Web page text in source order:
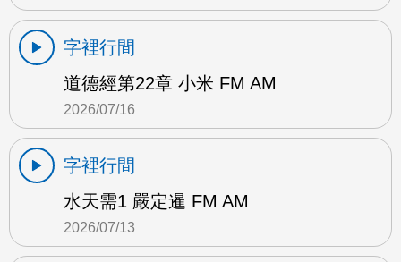
字裡行間
道德經第22章 小米 FM AM
2026/07/16
字裡行間
水天需1 嚴定暹 FM AM
2026/07/13